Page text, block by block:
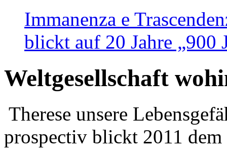
Immanenza e
blickt auf 20 Jahre „900
Weltgesellschaft
Therese unsere
prospectiv blickt 2011